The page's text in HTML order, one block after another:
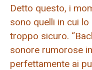
Detto questo, i
sono quelli in cui
troppo sicuro.
sonore rumorose
perfettamente ai